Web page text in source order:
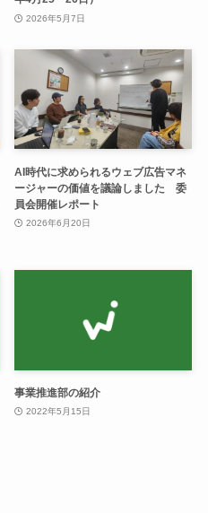
2026年5月7日
AI時代に求められるウェブ広告マネ
ージャーの価値を議論しました 委
員会開催レポート
2026年6月20日
事業推進部の紹介
2022年5月15日